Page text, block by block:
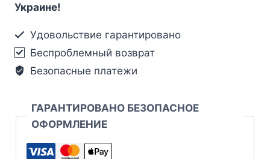
Украине!
Удовольствие гарантировано
Беспроблемный возврат
Безопасные платежи
ГАРАНТИРОВАНО БЕЗОПАСНОЕ
ОФОРМЛЕНИЕ